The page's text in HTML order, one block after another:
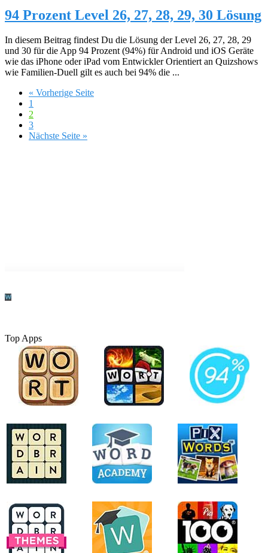
94 Prozent Level 26, 27, 28, 29, 30 Lösung
In diesem Beitrag findest Du die Lösung der Level 26, 27, 28, 29
und 30 für die App 94 Prozent (94%) für Android und iOS Geräte
wie das iPhone oder iPad vom Entwickler Orientiert an Quizshows
wie Familien-Duell gilt es auch bei 94% die ...
« Vorherige Seite
1
2
3
Nächste Seite »
Top Apps